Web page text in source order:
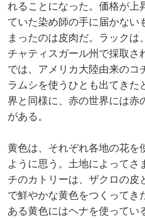
れることになった。価格が上
ていた染め師の手に届かない
まったのは皮肉だ。ラックは
チャティスガール州で採取さ
では、アメリカ大陸由来のコ
ラムシを使うひとも出てきた
界と同様に、赤の世界には赤
がある。
黄色は、それぞれ各地の花を
ように思う。土地によってさ
チのカトリーは、ザクロの皮
で鮮やかな黄色をつくってき
ある黄色にはヘナを使ってい